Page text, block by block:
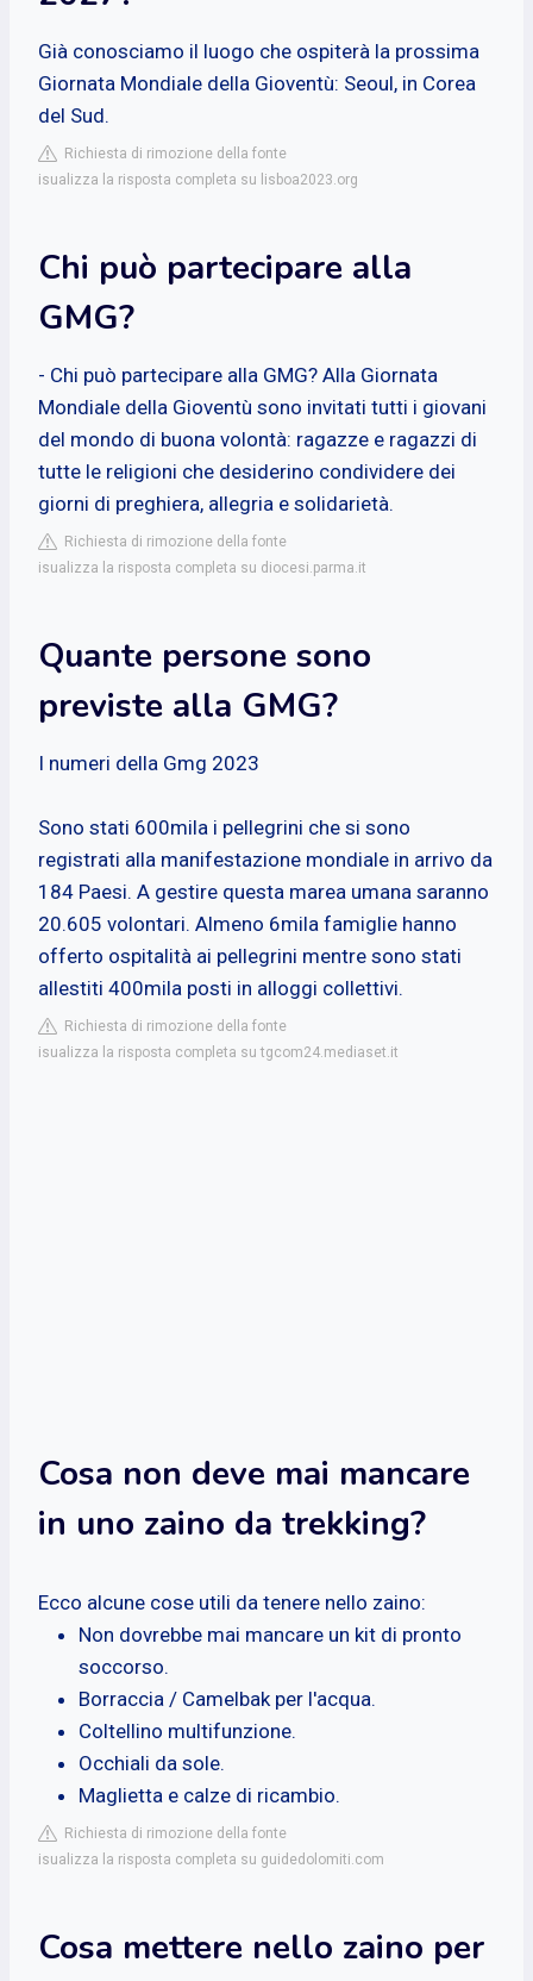
Già conosciamo il luogo che ospiterà la prossima
Giornata Mondiale della Gioventù: Seoul, in Corea
del Sud.
Richiesta di rimozione della fonte
isualizza la risposta completa su lisboa2023.org
Chi può partecipare alla
GMG?
- Chi può partecipare alla GMG? Alla Giornata
Mondiale della Gioventù sono invitati tutti i giovani
del mondo di buona volontà: ragazze e ragazzi di
tutte le religioni che desiderino condividere dei
giorni di preghiera, allegria e solidarietà.
Richiesta di rimozione della fonte
isualizza la risposta completa su diocesi.parma.it
Quante persone sono
previste alla GMG?
I numeri della Gmg 2023
Sono stati 600mila i pellegrini che si sono
registrati alla manifestazione mondiale in arrivo da
184 Paesi. A gestire questa marea umana saranno
20.605 volontari. Almeno 6mila famiglie hanno
offerto ospitalità ai pellegrini mentre sono stati
allestiti 400mila posti in alloggi collettivi.
Richiesta di rimozione della fonte
isualizza la risposta completa su tgcom24.mediaset.it
Cosa non deve mai mancare
in uno zaino da trekking?
Ecco alcune cose utili da tenere nello zaino:
Non dovrebbe mai mancare un kit di pronto
soccorso.
Borraccia / Camelbak per l'acqua.
Coltellino multifunzione.
Occhiali da sole.
Maglietta e calze di ricambio.
Richiesta di rimozione della fonte
isualizza la risposta completa su guidedolomiti.com
Cosa mettere nello zaino per